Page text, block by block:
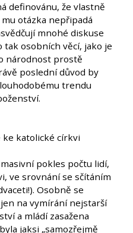
definovánu, že vlastně
mu otázka nepřipadá
mnohé diskuse
tak osobních věcí, jako je
národnost prostě
poslední důvod by
trendu
ke katolické církvi
pokles počtu lidí,
ve srovnání se sčítáním
Osobně se
na vymírání nejstarší
a mládí zasažena
jaksi „samozřejmě